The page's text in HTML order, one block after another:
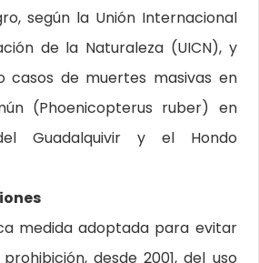
según la Unión Internacional
de la Naturaleza (UICN), y
casos de muertes masivas en
(Phoenicopterus ruber) en
Guadalquivir y el Hondo
medida adoptada para evitar
desde 2001, del uso